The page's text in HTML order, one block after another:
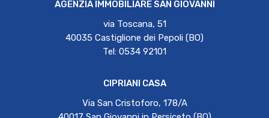
AGENZIA IMMOBILIARE SAN GIOVANNI
via Toscana, 51
40035 Castiglione dei Pepoli (BO)
Tel: 0534 92101
CIPRIANI CASA
Via San Cristoforo, 178/A